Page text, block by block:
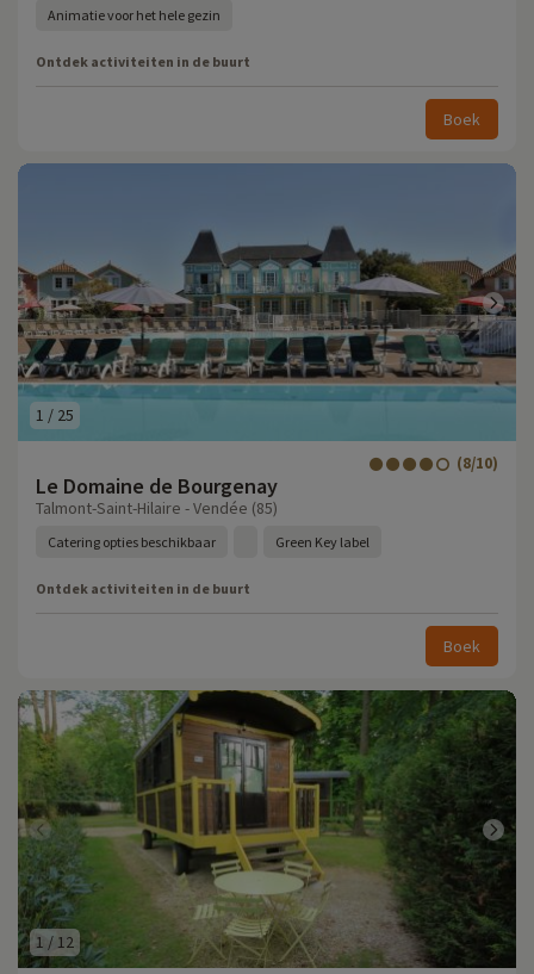
Animatie voor het hele gezin
Ontdek activiteiten in de buurt
Boek
1 / 25
Le Domaine de Bourgenay
(8/10)
Talmont-Saint-Hilaire - Vendée (85)
Catering opties beschikbaar Green Key label
Ontdek activiteiten in de buurt
Boek
1 / 12